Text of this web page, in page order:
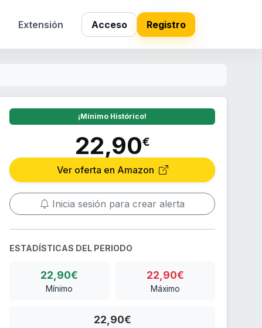
Extensión Acceso Registro
¡Mínimo Histórico!
22,90€
Ver oferta en Amazon
Inicia sesión para crear alerta
ESTADÍSTICAS DEL PERIODO
22,90€
Mínimo
22,90€
Máximo
22,90€